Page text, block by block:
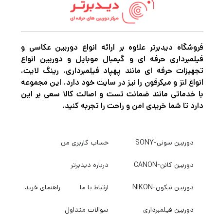
با استفاده از پیچ موجود قفل می‌شود.
میله می تواند از 11.8 اینچ تا 4.9 اینچ طول
داشته باشد و فاصله کافی برای گرفتن زوایای باز را
ارائه می دهد. یک نخ 1/4 اینچ تا 20 در پایین
پایه عمودی وجود دارد که به شما امکان می دهد
لوازم جانبی اضافه کنید یا آن را روی دکل دیگری
فروشگاه دیدبرتر علاوه بر ارائه انواع دوربین عکاسی و
فیلمبرداری حرفه ای و گیمبال موبایل و دوربین انواع
تجهیزات حرفه ای مانند پهپاد فیلمبرداری، رینگ لایت،
انواع لنز و میکرفون را نیز در سایت خود دارد. این مجموعه
با خدماتی مانند ضمانت تست و اصالت کالا سعی بر این
دارد تا شما خریدی امن و راحت را تجربه کنید.
دوربین سونی-SONY
دوربین کانن-CANON
دوربین نیکون-NIKON
دوربین فیلمبرداری
حساب کاربری من
درباره دیدبرتر
ارتباط با ما راهنمای خرید
سوالات متداول